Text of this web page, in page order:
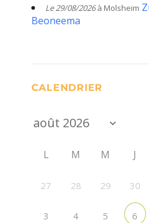
Le 29/08/2026à Molsheim
Beoneema
CALENDRIER
L M M J
27 28 29 30
3 4 5 6